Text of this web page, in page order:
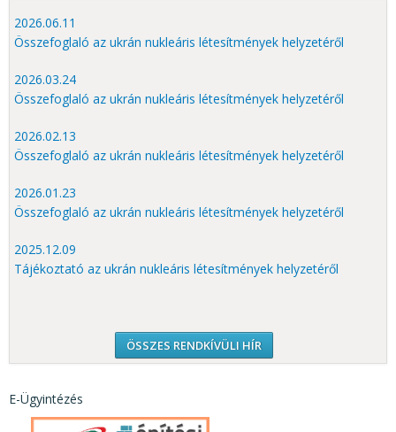
2026.06.11
Összefoglaló az ukrán nukleáris létesítmények helyzetéről
2026.03.24
Összefoglaló az ukrán nukleáris létesítmények helyzetéről
2026.02.13
Összefoglaló az ukrán nukleáris létesítmények helyzetéről
2026.01.23
Összefoglaló az ukrán nukleáris létesítmények helyzetéről
2025.12.09
Tájékoztató az ukrán nukleáris létesítmények helyzetéről
ÖSSZES RENDKÍVÜLI HÍR
E-Ügyintézés